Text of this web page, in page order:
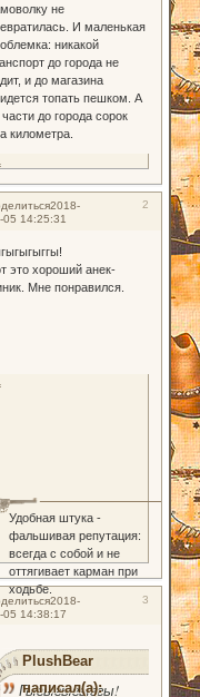
не
И маленькая
никакой
до города не
и до магазина
топать пешком. А
части до города сорок
километра.
2
2018-
05 14:25:31
это хороший анек-
Мне понравился.
Удобная штука -
фальшивая репутация:
всегда с собой и не
оттягивает карман при
ходьбе.
3
2018-
05 14:38:17
PlushBear
написал(а):
Гыгыгыгыггы!